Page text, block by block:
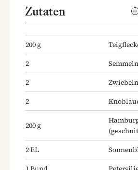
Zutaten
200g
2
Semmeln
2
Zwiebeln
2
200g
2EL